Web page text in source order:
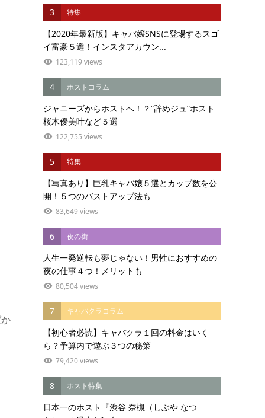
3 特集
【2020年最新版】キャバ嬢SNSに登場するスゴ
イ富豪５選！インスタアカウン...
123,119 views
4 ホストコラム
ジャニーズからホストへ！？”辞めジュ”ホスト
桜木優美叶など５選
122,755 views
5 特集
【写真あり】巨乳キャバ嬢５選とカップ数を公
開！５つのバストアップ法も
83,649 views
6 夜の街
人生一発逆転も夢じゃない！男性におすすめの
夜の仕事４つ！メリットも
80,504 views
7 キャバクラコラム
【初心者必読】キャバクラ１回の料金はいく
ら？予算内で遊ぶ３つの秘策
79,420 views
8 ホスト特集
日本一のホスト『渋谷 奈槻（しぶや なつ